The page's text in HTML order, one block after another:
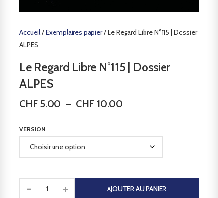
Accueil/Exemplaires papier/ Le Regard Libre N°115 | Dossier
ALPES
Le Regard Libre N°115 | Dossier
ALPES
CHF 5.00 – CHF 10.00
VERSION
+
- AJOUTER AU PANIER